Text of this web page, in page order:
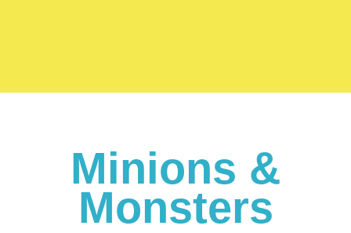
Minions &
Monsters